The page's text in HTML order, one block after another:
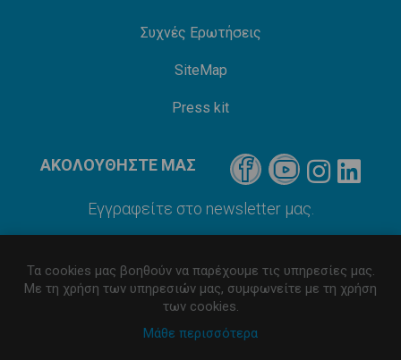
Συχνές Ερωτήσεις
SiteMap
Press kit
ΑΚΟΛΟΥΘΗΣΤΕ ΜΑΣ
Εγγραφείτε στο newsletter μας.
Τα cookies μας βοηθούν να παρέχουμε τις υπηρεσίες μας.
Με τη χρήση των υπηρεσιών μας, συμφωνείτε με τη χρήση
των cookies.
Μάθε περισσότερα